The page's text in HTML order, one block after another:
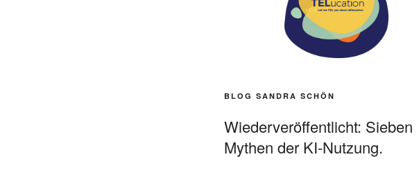
BLOG SANDRA SCHÖN
Wiederveröffentlicht: Sieben
Mythen der KI-Nutzung.